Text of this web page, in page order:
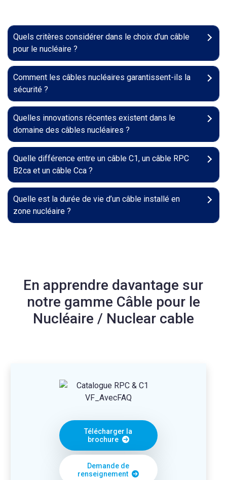
Quels critères considérer dans le choix d’un câble
pour le nucléaire ?
Comment les câbles nucléaires garantissent-ils la
sécurité ?
Quelles innovations récentes existent dans le
domaine des câbles nucléaires ?
Quelle différence entre un câble C1, un câble RPC
B2ca et un câble Cca ?
Quelle est la durée de vie d’un câble installé en
zone nucléaire ?
En apprendre davantage sur
notre gamme Câble pour le
Nucléaire / Nuclear cable
Télécharger la
brochure
Demande de
renseignement